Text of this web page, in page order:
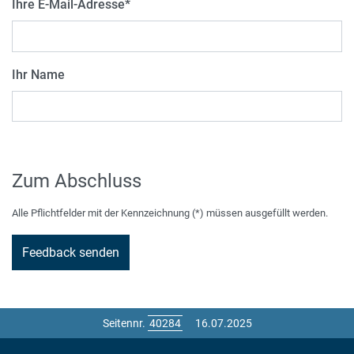
Ihre E-Mail-Adresse*
Ihr Name
Zum Abschluss
Alle Pflichtfelder mit der Kennzeichnung (*) müssen ausgefüllt werden.
Seitennr. 16.07.2025